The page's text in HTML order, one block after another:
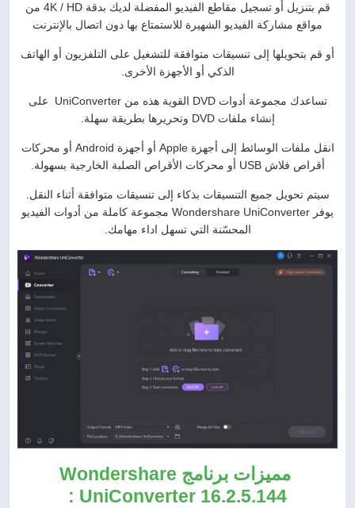
قم بتنزيل أو تسجيل مقاطع الفيديو المفضلة لديك بدقة 4K / HD من
مواقع مشاركة الفيديو الشهيرة للاستمتاع بها دون اتصال بالإنترنت
أو قم بتحويلها إلى تنسيقات متوافقة للتشغيل على التلفزيون أو الهاتف
الذكي أو الأجهزة الأخرى.
تساعدك مجموعة أدوات DVD القوية هذه من UniConverter على
إنشاء ملفات DVD وتحريرها بطريقة سهلة.
انقل ملفات الوسائط إلى أجهزة Apple أو أجهزة Android أو محركات
أقراص فلاش USB أو محركات الأقراص الصلبة الخارجية بسهولة.
سيتم تحويل جميع التنسيقات بذكاء إلى تنسيقات متوافقة أثناء النقل.
يوفر Wondershare UniConverter مجموعة كاملة من أدوات الفيديو
المحسّنة التي تسهل اداء مهامك.
مميزات برنامج Wondershare
UniConverter 16.2.5.144 :